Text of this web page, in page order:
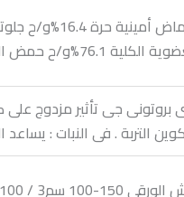
ح حمض الفالفيك 29.1%و/ح خامس أكسيد الفسفور 0.63%و/ح سكريات (بولي سكرايدز)9.91%و/ح
بروتونى جى تأثير مزدوج على
التربة . فى النبات :
100 سم3 / 100 لتر التسميد 1 لتر / فدان